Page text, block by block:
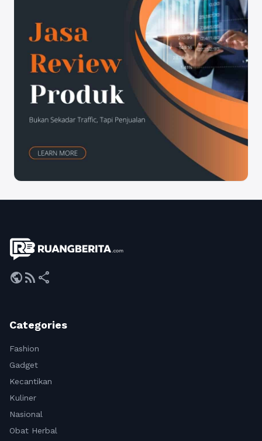
publicrss_feed share
Categories
Fashion
Gadget
Kecantikan
Kuliner
Nasional
Obat Herbal